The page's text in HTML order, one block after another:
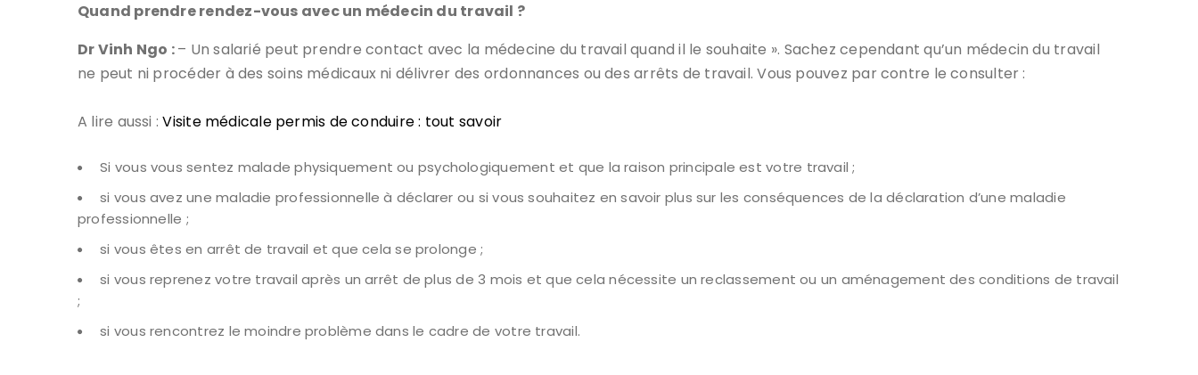
Quand prendre rendez-vous avec un médecin du travail ?
Dr Vinh Ngo :– Un salarié peut prendre contact avec la médecine du travail quand il le souhaite ». Sachez cependant qu’un médecin du travail
ne peut ni procéder à des soins médicaux ni délivrer des ordonnances ou des arrêts de travail. Vous pouvez par contre le consulter :
A lire aussi :Visite médicale permis de conduire : tout savoir
Si vous vous sentez malade physiquement ou psychologiquement et que la raison principale est votre travail ;
si vous avez une maladie professionnelle à déclarer ou si vous souhaitez en savoir plus sur les conséquences de la déclaration d’une maladie
professionnelle ;
si vous êtes en arrêt de travail et que cela se prolonge ;
si vous reprenez votre travail après un arrêt de plus de 3 mois et que cela nécessite un reclassement ou un aménagement des conditions de travail
;
si vous rencontrez le moindre problème dans le cadre de votre travail.